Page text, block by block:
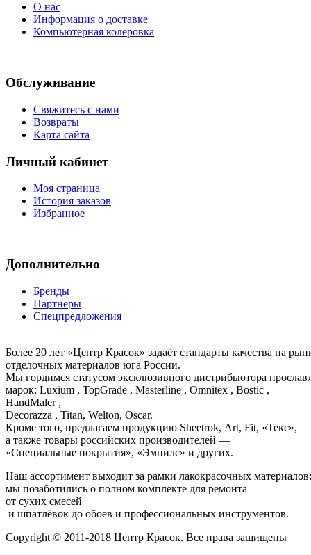
О нас
Информация о доставке
Компьютерная колеровка
Обслуживание
Свяжитесь с нами
Возвраты
Карта сайта
Личный кабинет
Моя страница
История заказов
Избранное
Дополнительно
Бренды
Партнеры
Спецпредложения
Более 20 лет «Центр Красок» задаёт стандарты качества на
отделочных материалов юга России.
Мы гордимся статусом эксклюзивного дистрибьютора
марок: Luxium , TopGrade , Masterline , Omnitex , Bostic ,
HandMaler ,
Decorazza , Titan, Welton, Oscar.
Кроме того, предлагаем продукцию Sheetrok, Art, Fit, «Текс»,
а также товары российских производителей —
«Специальные покрытия», «Эмпилс» и других.
Наш ассортимент выходит за рамки лакокрасочных
мы позаботились о полном комплекте для ремонта —
от сухих смесей
и шпатлёвок до обоев и профессиональных инструментов.
Copyright © 2011-2018 Центр Красок. Все права защищены